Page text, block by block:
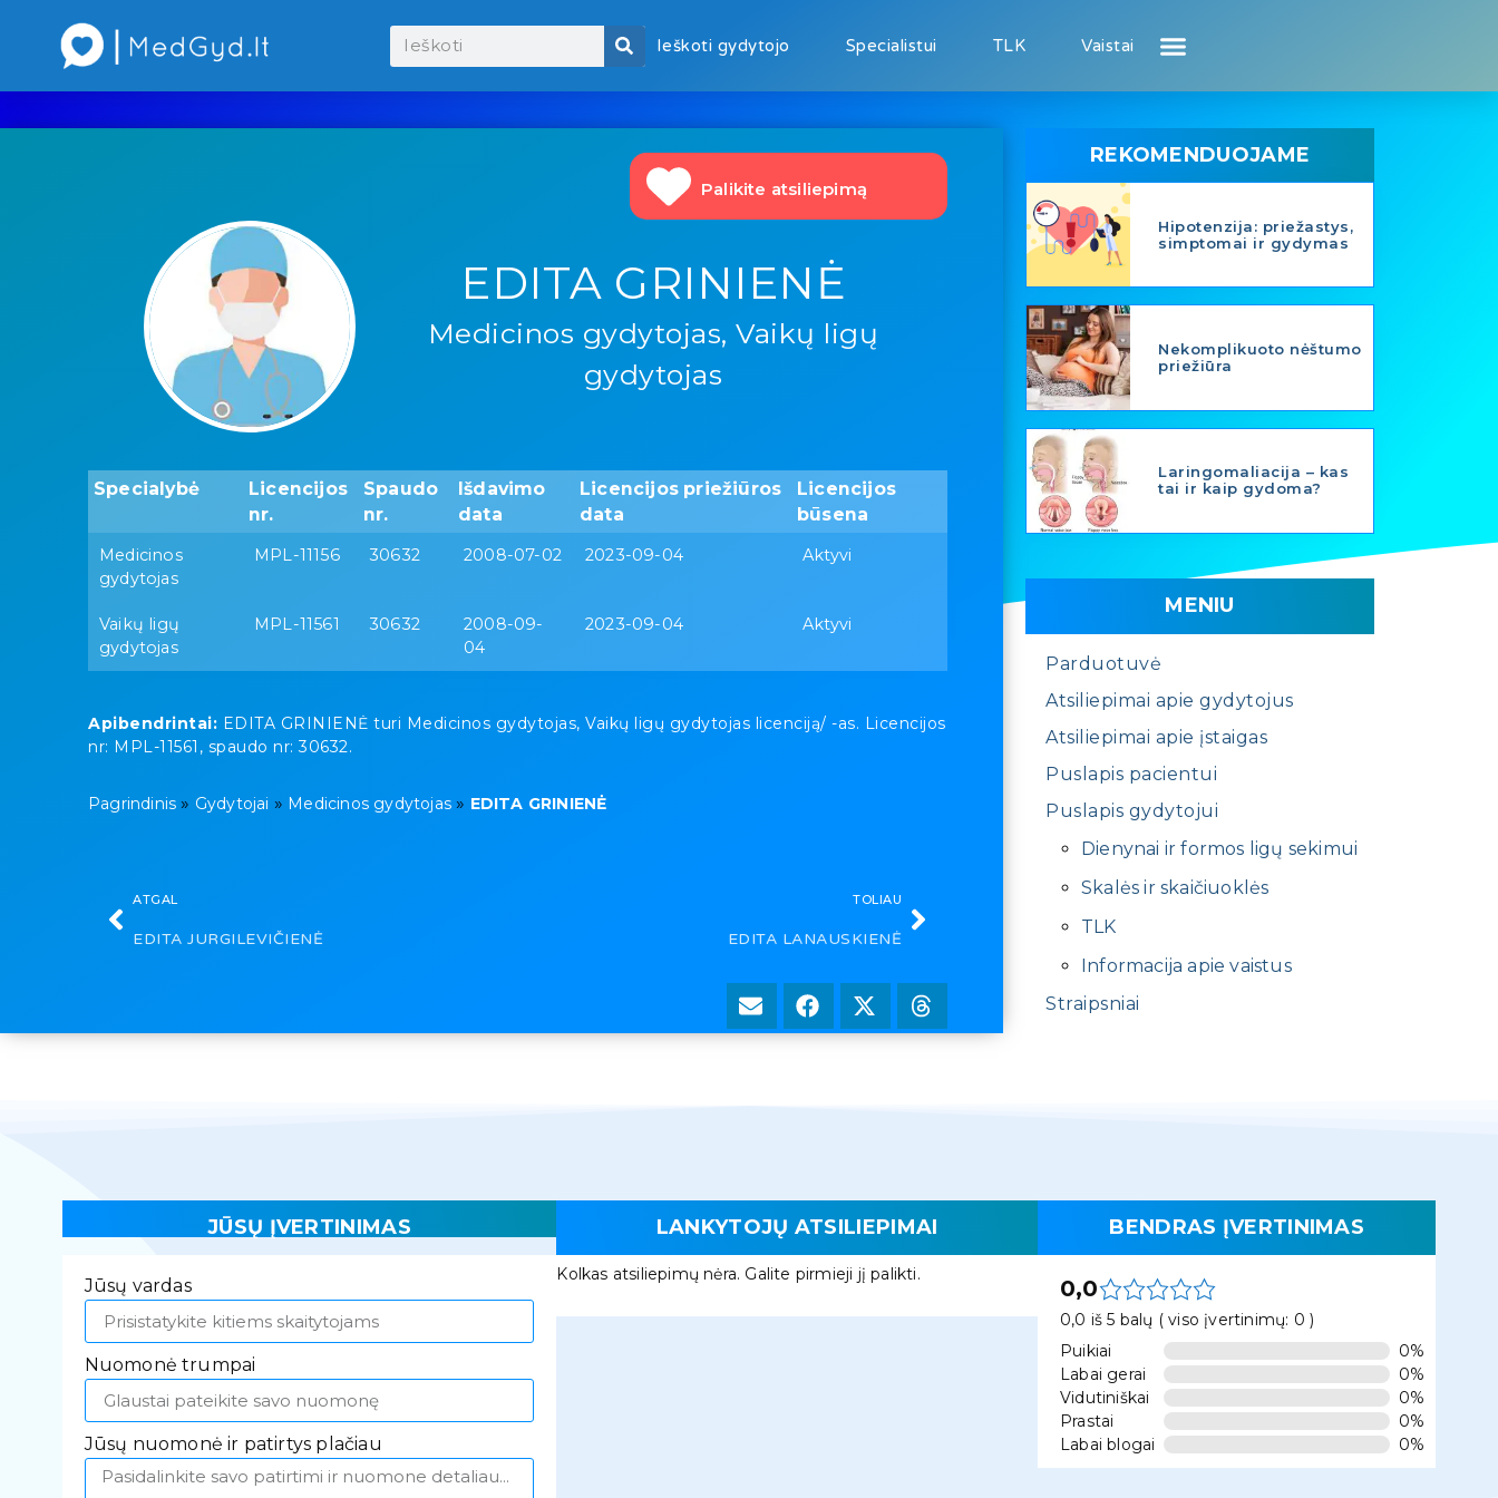
Ieškoti gydytojo Specialistui TLK Vaistai
Palikite atsiliepimą
EDITA GRINIENĖ
Medicinos gydytojas, Vaikų ligų
gydytojas
Specialybė
Licencijos
nr.
Spaudo
nr.
Išdavimo
data
Licencijos priežiūros
data
Licencijos
būsena
Medicinos
gydytojas
MPL-11156 30632 2008-07-02 2023-09-04 Aktyvi
Vaikų ligų
gydytojas
MPL-11561 30632
2008-09-
04
2023-09-04 Aktyvi
Apibendrintai: EDITA GRINIENĖ turi Medicinos gydytojas, Vaikų ligų gydytojas licenciją/ -as. Licencijos
nr: MPL-11561, spaudo nr: 30632.
Pagrindinis » Gydytojai » Medicinos gydytojas » EDITA GRINIENĖ
ATGAL
EDITA JURGILEVIČIENĖ
TOLIAU
EDITA LANAUSKIENĖ
REKOMENDUOJAME
Hipotenzija: priežastys,
simptomai ir gydymas
Nekomplikuoto nėštumo
priežiūra
Laringomaliacija – kas
tai ir kaip gydoma?
MENIU
Parduotuvė
Atsiliepimai apie gydytojus
Atsiliepimai apie įstaigas
Puslapis pacientui
Puslapis gydytojui
Dienynai ir formos ligų sekimui
Skalės ir skaičiuoklės
TLK
Informacija apie vaistus
Straipsniai
JŪSŲ ĮVERTINIMAS
Jūsų vardas
Nuomonė trumpai
Jūsų nuomonė ir patirtys plačiau
LANKYTOJŲ ATSILIEPIMAI
Kolkas atsiliepimų nėra. Galite pirmieji jį palikti.
BENDRAS ĮVERTINIMAS
0,0
0,0 iš 5 balų ( viso įvertinimų: 0 )
Puikiai
0%
Labai gerai
0%
Vidutiniškai
0%
Prastai
0%
Labai blogai
0%